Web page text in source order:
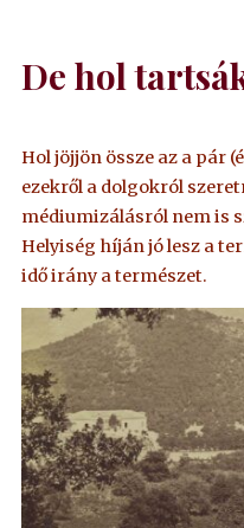
De hol
Hol jöjjön össze az a pár
ezekről a dolgokról
médiumizálásról nem is
Helyiség híján jó lesz a
idő irány a természet.